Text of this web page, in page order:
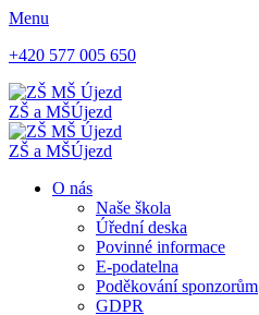
Menu
+420 577 005 650
ZŠ a MŠÚjezd
ZŠ a MŠÚjezd
O nás
Naše škola
Úřední deska
Povinné informace
E-podatelna
Poděkování sponzorům
GDPR